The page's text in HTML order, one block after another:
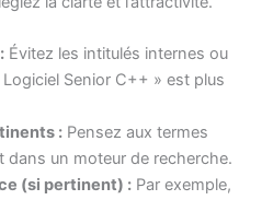
Évitez les intitulés internes ou
Senior C++ » est plus
: Pensez aux termes
dans un moteur de recherche.
(si pertinent) : Par exemple,